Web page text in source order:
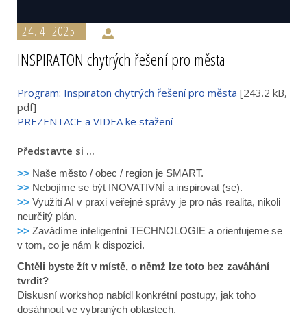
24. 4. 2025
INSPIRATON chytrých řešení pro města
Program: Inspiraton chytrých řešení pro města [243.2 kB,
pdf]
PREZENTACE a VIDEA ke stažení
Představte si ...
>> Naše město / obec / region je SMART.
>> Nebojíme se být INOVATIVNÍ a inspirovat (se).
>> Využití AI v praxi veřejné správy je pro nás realita, nikoli
neurčitý plán.
>> Zavádíme inteligentní TECHNOLOGIE a orientujeme se
v tom, co je nám k dispozici.
Chtěli byste žít v místě, o němž lze toto bez zaváhání
tvrdit?
Diskusní workshop nabídl konkrétní postupy, jak toho
dosáhnout ve vybraných oblastech.